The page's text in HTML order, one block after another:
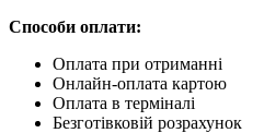
Способи оплати:
Оплата при отриманні
Онлайн-оплата картою
Оплата в терміналі
Безготівковій розрахунок